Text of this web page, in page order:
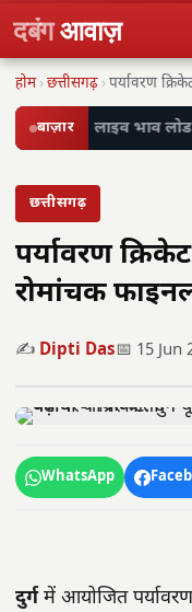
दबंगआवाज़
होम ›छत्तीसगढ़ ›
बाज़ार लाइव भाव
छत्तीसगढ़
पर्यावरण
रोमांचक
✍️ Dipti Das📅 15 Jun
WhatsApp
दुर्गमें आयोजित